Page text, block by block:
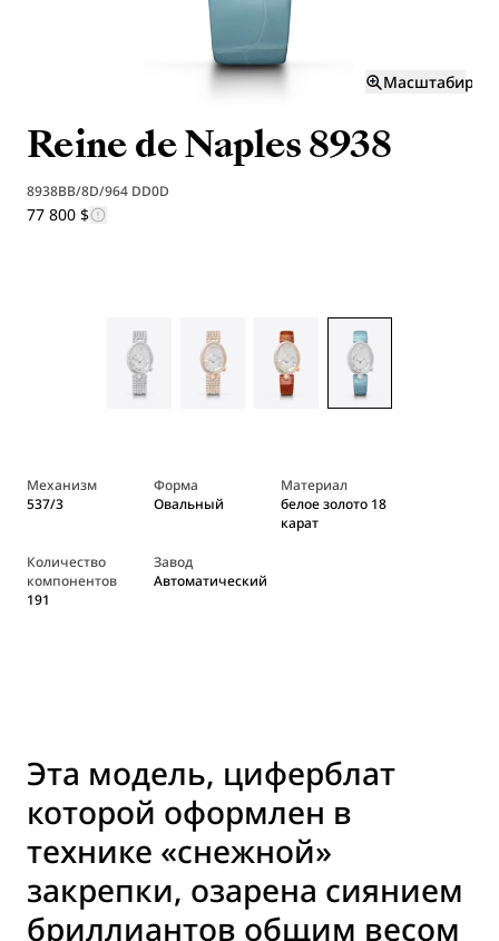
Reine de Naples 8938
8938BB/8D/964 DD0D
77 800 $
Механизм
537/3
Форма
Овальный
Материал
белое золото 18
карат
Количество
компонентов
191
Завод
Автоматический
Эта модель, циферблат
которой оформлен в
технике «снежной»
закрепки, озарена сиянием
бриллиантов общим весом